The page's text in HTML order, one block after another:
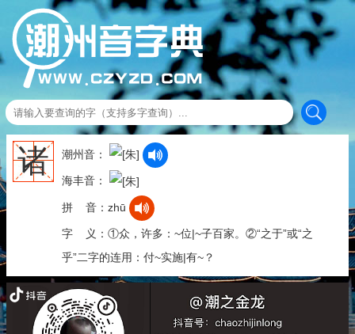
诸 潮州音：
海丰音：
拼 音：zhū
字 义：①众，许多：~位|~子百家。②“之于”或“之
乎”二字的连用：付~实施|有~？